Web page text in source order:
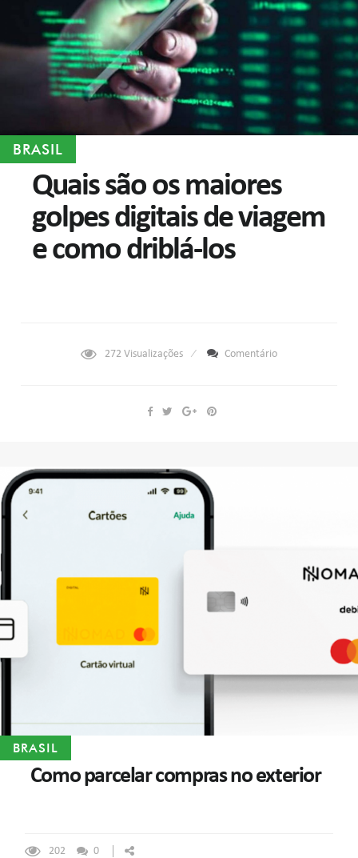
BRASIL
Quais são os maiores
golpes digitais de viagem
e como driblá-los
272Visualizações Comentário
BRASIL
Como parcelar compras no exterior
202 0